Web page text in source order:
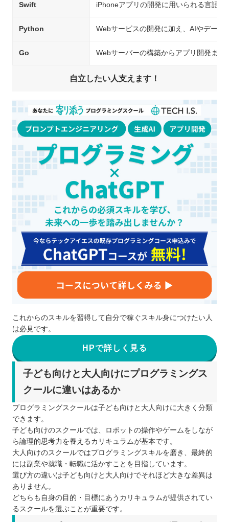
Swift iPhoneアプリの開発に用いられる言語
Python Webサービスの開発に加え、AIやデータ
Go Webサーバーの構築からアプリ開発まで
自立したい人支えます！
これからのスキルを習得して自分で稼ぐスキル身につけたい人
は必見です。
HPで詳しく見る
子ども向けと大人向けにプログラミングス
クールに違いはあるか
プログラミングスクールは子ども向けと大人向けに大きく分類
できます。
子ども向けのスクールでは、ロボットの操作やゲームをしなが
ら論理的思考力を養えるカリキュラムが基本です。
大人向けのスクールではプログラミングスキルを磨き、最終的
には副業や就職・転職に活かすことを目指しています。
選び方の違いは子ども向けと大人向けでそれほど大きな差異は
ありません。
どちらも自身の目的・目標にあうカリキュラムが提供されてい
るスクールを選ぶことが重要です。